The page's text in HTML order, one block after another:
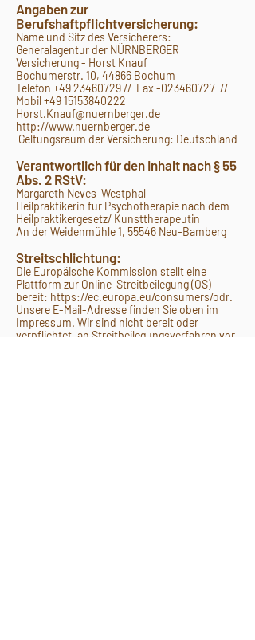
Angaben zur
Berufshaftpflichtversicherung:
Name und Sitz des Versicherers:
Generalagentur der NÜRNBERGER
Versicherung - Horst Knauf
Bochumerstr. 10, 44866 Bochum
Telefon +49 23460729 // Fax -023460727 //
Mobil +49 15153840222
Horst.Knauf@nuernberger.de
http://www.nuernberger.de
Geltungsraum der Versicherung: Deutschland
Verantwortlich für den Inhalt nach § 55
Abs. 2 RStV:
Margareth Neves-Westphal
Heilpraktikerin für Psychotherapie nach dem
Heilpraktikergesetz/ Kunsttherapeutin
An der Weidenmühle 1, 55546 Neu-Bamberg
Streitschlichtung:
Die Europäische Kommission stellt eine
Plattform zur Online-Streitbeilegung (OS)
bereit: https://ec.europa.eu/consumers/odr.
Unsere E-Mail-Adresse finden Sie oben im
Impressum. Wir sind nicht bereit oder
verpflichtet, an Streitbeilegungsverfahren vor